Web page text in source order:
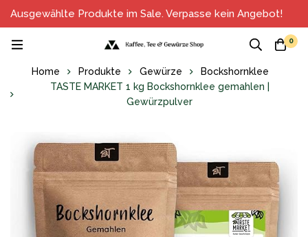
Ausgewählte Produkte im Sale. Verpasse kein Angebot!
0
Home Produkte Gewürze
Bockshornklee
TASTE MARKET 1 kg Bockshornklee gemahlen |
Gewürzpulver